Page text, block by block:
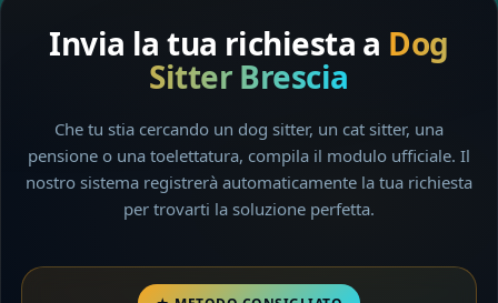
Invia la tua richiesta a Dog
Sitter Brescia
Che tu stia cercando un dog sitter, un cat sitter, una
pensione o una toelettatura, compila il modulo ufficiale. Il
nostro sistema registrerà automaticamente la tua richiesta
per trovarti la soluzione perfetta.